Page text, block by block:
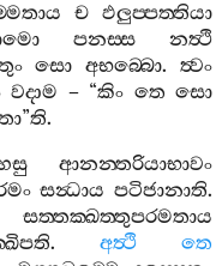
ච ඵලුප‍්පත‍්තියා
පනස‍්ස
නත්‍ථි
සො අභබ‍්බො.ත්‍වං
වදාම – “කිං තෙ සො
”ති.
ආනන‍්තරියාභාවං
සන්‍ධාය පටිජානාති.
සත‍්තක‍්ඛත‍්තුපරමතාය
. අත්‍ථි
තෙ